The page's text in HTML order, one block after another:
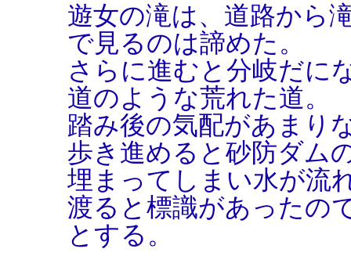
遊女の滝は、道路から
で見るのは諦めた。
さらに進むと分岐だに
道のような荒れた道。
踏み後の気配があまり
歩き進めると砂防ダム
埋まってしまい水が流
渡ると標識があったの
とする。